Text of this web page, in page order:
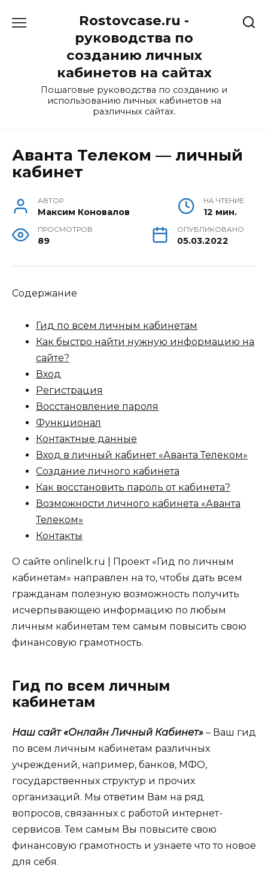
Rostovcase.ru -
руководства по
созданию личных
кабинетов на сайтах
Пошаговые руководства по созданию и
использованию личных кабинетов на
различных сайтах.
Аванта Телеком — личный
кабинет
АВТОР
Максим Коновалов
НА ЧТЕНИЕ
12 мин.
ПРОСМОТРОВ
89
ОПУБЛИКОВАНО
05.03.2022
Содержание
Гид по всем личным кабинетам
Как быстро найти нужную информацию на
сайте?
Вход
Регистрация
Восстановление пароля
Функционал
Контактные данные
Вход в личный кабинет «Аванта Телеком»
Создание личного кабинета
Как восстановить пароль от кабинета?
Возможности личного кабинета «Аванта
Телеком»
Контакты
О сайте onlinelk.ru | Проект «Гид по личным
кабинетам» направлен на то, чтобы дать всем
гражданам полезную возможность получить
исчерпывающею информацию по любым
личным кабинетам тем самым повысить свою
финансовую грамотность.
Гид по всем личным
кабинетам
Наш сайт «Онлайн Личный Кабинет» – Ваш гид
по всем личным кабинетам различных
учреждений, например, банков, МФО,
государственных структур и прочих
организаций. Мы ответим Вам на ряд
вопросов, связанных с работой интернет-
сервисов. Тем самым Вы повысите свою
финансовую грамотность и узнаете что то новое
для себя.